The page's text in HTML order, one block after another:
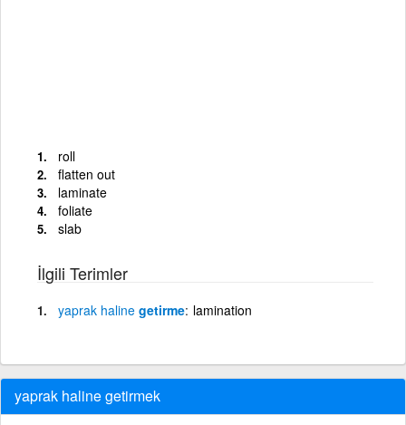
roll
flatten out
laminate
foliate
slab
İlgili Terimler
yaprak haline getirme lamination
yaprak haline getirmek